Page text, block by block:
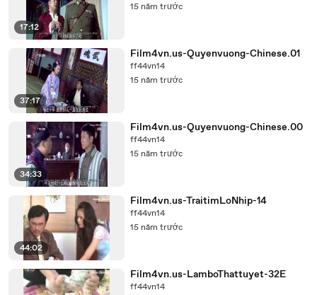
17:12
15 năm trước
37:17
Film4vn.us-Quyenvuong-Chinese.01
ff44vn14
15 năm trước
34:33
Film4vn.us-Quyenvuong-Chinese.00
ff44vn14
15 năm trước
44:02
Film4vn.us-TraitimLoNhip-14
ff44vn14
15 năm trước
Film4vn.us-LamboThattuyet-32E
ff44vn14